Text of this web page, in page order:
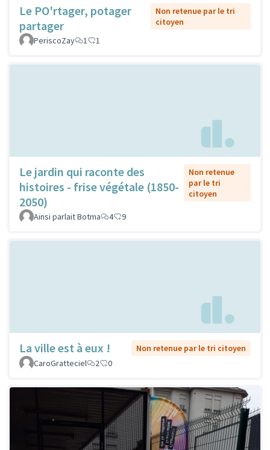
Le PO'rtager, potager
partager
Non retenue par le tri
citoyen
PeriscoZay
1 1
Le jardin qui raconte des
histoires - frise végétale (1850-
2050)
Non retenue
par le tri
citoyen
Ainsi parlait Botma 4 9
La ville est à eux !
Non retenue par le tri citoyen
CaroGratteciel
2 0